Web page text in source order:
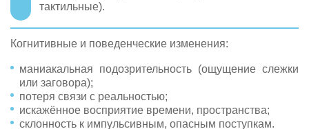
тактильные).
Когнитивные и поведенческие изменения:
маниакальная подозрительность (ощущение слежки
или заговора);
потеря связи с реальностью;
искажённое восприятие времени, пространства;
склонность к импульсивным, опасным поступкам.